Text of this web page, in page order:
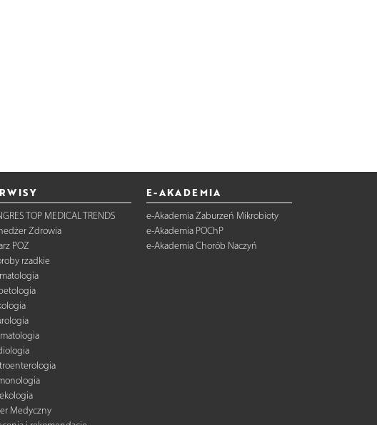
TOP MEDICAL TRENDS
Zdrowia
POZ
rzadkie
Medyczny
E-AKADEMIA
e-Akademia Zaburzeń Mikrobioty
e-Akademia POChP
e-Akademia Chorób Naczyń